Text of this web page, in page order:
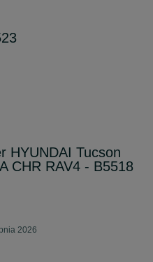
HYUNDAI Tucson
CHR RAV4 - B5518
2026